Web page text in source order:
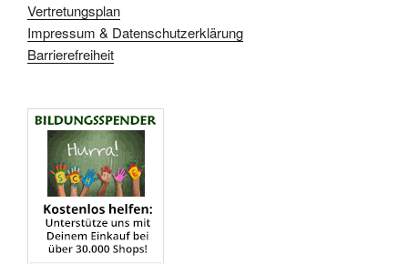
Vertretungsplan
Impressum & Datenschutzerklärung
Barrierefreiheit